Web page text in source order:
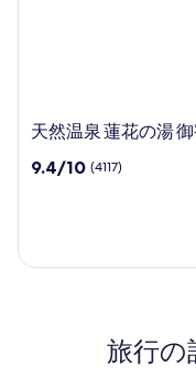
天
温
の
天然温泉 蓮花の湯
10
(4117)
9.4/10 (4117)
旅行の